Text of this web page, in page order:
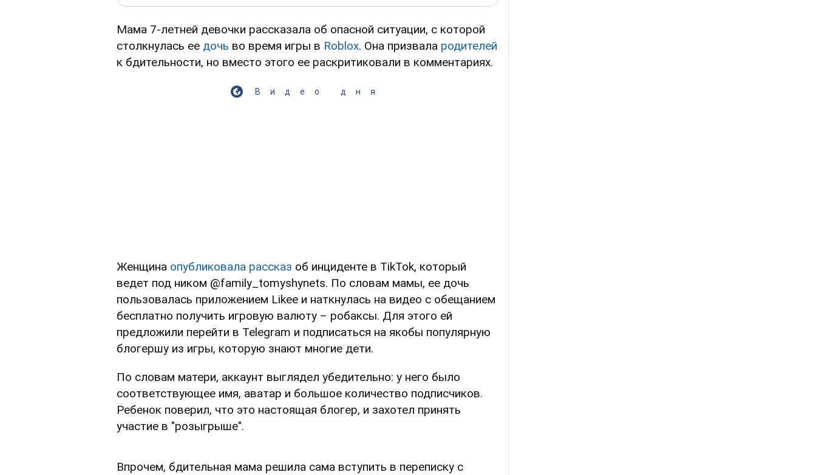
Мама 7-летней девочки рассказала об опасной ситуации, с которой
столкнулась ее дочь во время игры в Roblox. Она призвала родителей
к бдительности, но вместо этого ее раскритиковали в комментариях.
Видео дня
Женщина опубликовала рассказ об инциденте в TikTok, который
ведет под ником @family_tomyshynets. По словам мамы, ее дочь
пользовалась приложением Likee и наткнулась на видео с обещанием
бесплатно получить игровую валюту – робаксы. Для этого ей
предложили перейти в Telegram и подписаться на якобы популярную
блогершу из игры, которую знают многие дети.
По словам матери, аккаунт выглядел убедительно: у него было
соответствующее имя, аватар и большое количество подписчиков.
Ребенок поверил, что это настоящая блогер, и захотел принять
участие в "розыгрыше".
Впрочем, бдительная мама решила сама вступить в переписку с